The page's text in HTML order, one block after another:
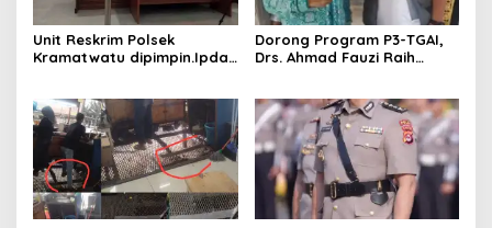
Unit Reskrim Polsek
Kramatwatu dipimpin.Ipda
segera melakukan olah tkp
dan pengejaran terhadap
pelaku.
Dorong Program P3-TGAI,
Drs. Ahmad Fauzi Raih